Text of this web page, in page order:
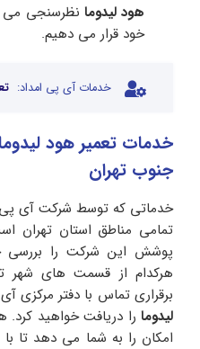
هود لیدوما نظرسنجی می
خود قرار می دهیم.
خدمات آی پی امداد:
خدمات تعمیر هود
جنوب تهران
خدماتی که توسط شرکت آی پی
تمامی مناطق استان تهران
پوشش این شرکت را بررسی
هرکدام از قسمت های شهر
برقراری تماس با دفتر مرکزی
لیدوما را دریافت خواهید
امکان را به شما می دهد تا